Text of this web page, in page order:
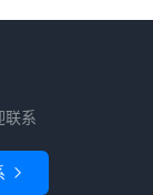
联系
